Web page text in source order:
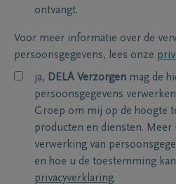
ontvangt.
Voor meer informatie over de
persoonsgegevens, lees onze
ja, DELA Verzorgen mag de
persoonsgegevens
Groep om mij op de hoogte
producten en diensten.
verwerking van
en hoe u de toestemming
privacyverklaring.